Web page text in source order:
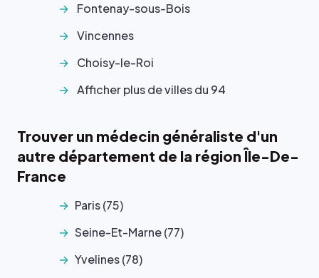
Fontenay-sous-Bois
Vincennes
Choisy-le-Roi
Afficher plus de villes du 94
Trouver un médecin généraliste d'un
autre département de la région Île-De-
France
Paris (75)
Seine-Et-Marne (77)
Yvelines (78)